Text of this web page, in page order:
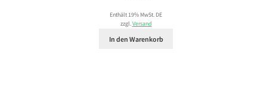
Enthält 19% MwSt. DE
zzgl.Versand
In den Warenkorb